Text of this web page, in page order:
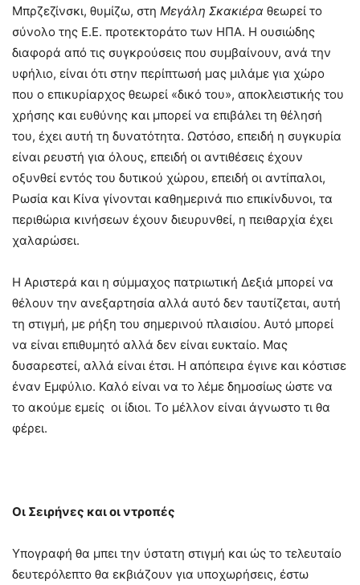
Μπρζεζίνσκι, θυμίζω, στη Μεγάλη Σκακιέρα θεωρεί το
σύνολο της Ε.Ε. προτεκτοράτο των ΗΠΑ. Η ουσιώδης
διαφορά από τις συγκρούσεις που συμβαίνουν, ανά την
υφήλιο, είναι ότι στην περίπτωσή μας μιλάμε για χώρο
που ο επικυρίαρχος θεωρεί «δικό του», αποκλειστικής του
χρήσης και ευθύνης και μπορεί να επιβάλει τη θέλησή
του, έχει αυτή τη δυνατότητα. Ωστόσο, επειδή η συγκυρία
είναι ρευστή για όλους, επειδή οι αντιθέσεις έχουν
οξυνθεί εντός του δυτικού χώρου, επειδή οι αντίπαλοι,
Ρωσία και Κίνα γίνονται καθημερινά πιο επικίνδυνοι, τα
περιθώρια κινήσεων έχουν διευρυνθεί, η πειθαρχία έχει
χαλαρώσει.
Η Αριστερά και η σύμμαχος πατριωτική Δεξιά μπορεί να
θέλουν την ανεξαρτησία αλλά αυτό δεν ταυτίζεται, αυτή
τη στιγμή, με ρήξη του σημερινού πλαισίου. Αυτό μπορεί
να είναι επιθυμητό αλλά δεν είναι ευκταίο. Μας
δυσαρεστεί, αλλά είναι έτσι. Η απόπειρα έγινε και κόστισε
έναν Εμφύλιο. Καλό είναι να το λέμε δημοσίως ώστε να
το ακούμε εμείς οι ίδιοι. Το μέλλον είναι άγνωστο τι θα
φέρει.
Οι Σειρήνες και οι ντροπές
Υπογραφή θα μπει την ύστατη στιγμή και ώς το τελευταίο
δευτερόλεπτο θα εκβιάζουν για υποχωρήσεις, έστω